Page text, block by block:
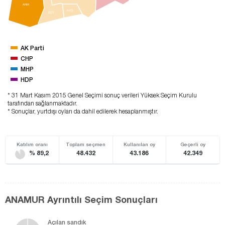
ANM
AYD
BZY
AK Parti
CHP
MHP
HDP
* 31 Mart Kasım 2015 Genel Seçimi sonuç verileri Yüksek Seçim Kurulu
tarafından sağlanmaktadır.
* Sonuçlar, yurtdışı oyları da dahil edilerek hesaplanmıştır.
Katılım oranı
% 89,2
Toplam seçmen
48.432
Kullanılan oy
43.186
Geçerli oy
42.349
ANAMUR Ayrıntılı Seçim Sonuçları
Açılan sandık